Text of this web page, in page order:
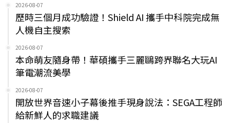
2026-08-07
歷時三個月成功驗證！Shield AI 攜手中科院完成無
人機自主搜索
2026-08-07
本命萌友隨身帶！華碩攜手三麗鷗跨界聯名大玩AI
筆電潮流美學
2026-08-07
開放世界音速小子幕後推手現身說法：SEGA工程師
給新鮮人的求職建議